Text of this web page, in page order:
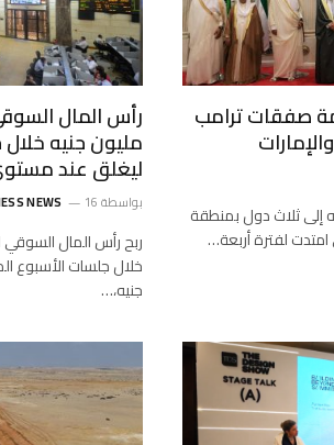
قائمة صفقات ترامب
إلى ثلاث دول بمنطقة
مليون جنيه
ليغلق عند مستوى 2.259 تريليون
بواسطة NEWS 16 مايو، 2025
جنيه،…